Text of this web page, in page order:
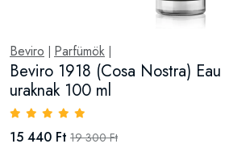
Beviro Parfümök
Beviro 1918 (Cosa Nostra)
uraknak 100 ml
15 440 Ft 19 300 Ft